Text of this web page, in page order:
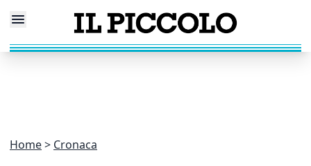
Home Cronaca